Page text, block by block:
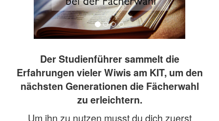
Der Studienführer sammelt die
Erfahrungen vieler Wiwis am KIT, um den
nächsten Generationen die Fächerwahl
zu erleichtern.
Um ihn zu nutzen musst du dich zuerst